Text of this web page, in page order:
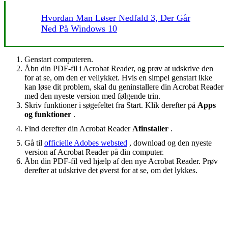
Hvordan Man Løser Nedfald 3, Der Går
Ned På Windows 10
Genstart computeren.
Åbn din PDF-fil i Acrobat Reader, og prøv at udskrive den
for at se, om den er vellykket. Hvis en simpel genstart ikke
kan løse dit problem, skal du geninstallere din Acrobat Reader
med den nyeste version med følgende trin.
Skriv funktioner i søgefeltet fra Start. Klik derefter på Apps
og funktioner .
Find derefter din Acrobat Reader Afinstaller .
Gå til officielle Adobes websted , download og den nyeste
version af Acrobat Reader på din computer.
Åbn din PDF-fil ved hjælp af den nye Acrobat Reader. Prøv
derefter at udskrive det øverst for at se, om det lykkes.